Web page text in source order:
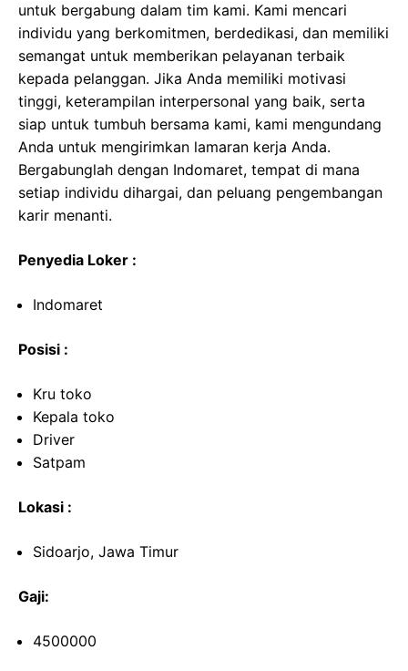
untuk bergabung dalam tim kami. Kami mencari
individu yang berkomitmen, berdedikasi, dan memiliki
semangat untuk memberikan pelayanan terbaik
kepada pelanggan. Jika Anda memiliki motivasi
tinggi, keterampilan interpersonal yang baik, serta
siap untuk tumbuh bersama kami, kami mengundang
Anda untuk mengirimkan lamaran kerja Anda.
Bergabunglah dengan Indomaret, tempat di mana
setiap individu dihargai, dan peluang pengembangan
karir menanti.
Penyedia Loker :
Indomaret
Posisi :
Kru toko
Kepala toko
Driver
Satpam
Lokasi :
Sidoarjo, Jawa Timur
Gaji:
4500000